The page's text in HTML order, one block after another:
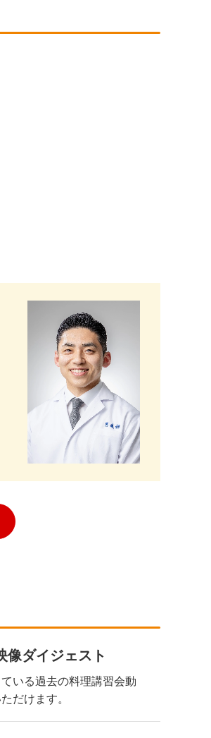
像ダイジェスト
いる過去の料理講習会動
だけます。